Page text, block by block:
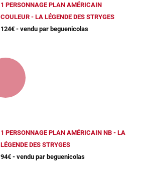
1 PERSONNAGE PLAN AMÉRICAIN
COULEUR - LA LÉGENDE DES STRYGES
124€ - vendu par beguenicolas
1 PERSONNAGE PLAN AMÉRICAIN NB - LA
LÉGENDE DES STRYGES
94€ - vendu par beguenicolas